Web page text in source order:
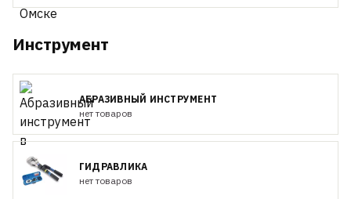
Инструмент
АБРАЗИВНЫЙ ИНСТРУМЕНТ
нет товаров
ГИДРАВЛИКА
нет товаров